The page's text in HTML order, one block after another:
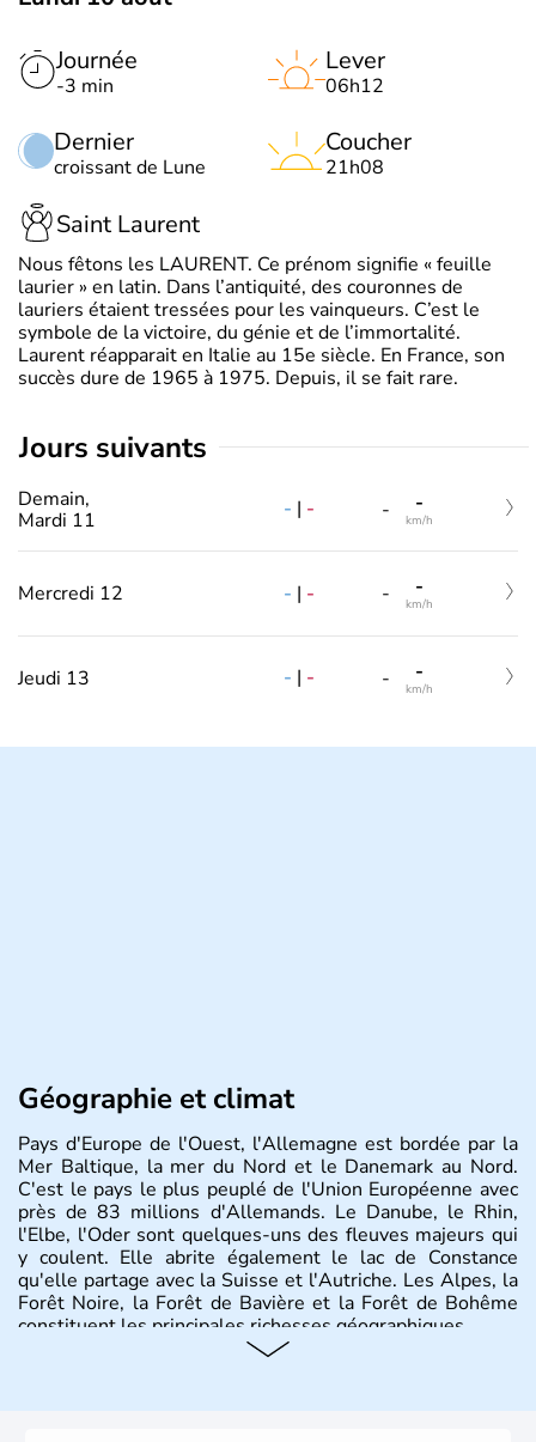
Journée
-3 min
Dernier
croissant de Lune
Lever
06h12
Coucher
21h08
Saint Laurent
Nous fêtons les LAURENT. Ce prénom signifie « feuille
laurier » en latin. Dans l’antiquité, des couronnes de
lauriers étaient tressées pour les vainqueurs. C’est le
symbole de la victoire, du génie et de l’immortalité.
Laurent réapparait en Italie au 15e siècle. En France, son
succès dure de 1965 à 1975. Depuis, il se fait rare.
jours suivants
Demain,
Mardi 11
- | - - -
km/h
Mercredi 12 - | - - -
km/h
Jeudi 13 - | - - -
km/h
Géographie et climat
Pays d'Europe de l'Ouest, l'Allemagne est bordée par la
Mer Baltique, la mer du Nord et le Danemark au Nord.
C'est le pays le plus peuplé de l'Union Européenne avec
près de 83 millions d'Allemands. Le Danube, le Rhin,
l'Elbe, l'Oder sont quelques-uns des fleuves majeurs qui
y coulent. Elle abrite également le lac de Constance
qu'elle partage avec la Suisse et l'Autriche. Les Alpes, la
Forêt Noire, la Forêt de Bavière et la Forêt de Bohême
constituent les principales richesses géographiques.